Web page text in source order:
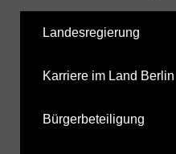
Landesregierung
Karriere im Land Berlin
Bürgerbeteiligung